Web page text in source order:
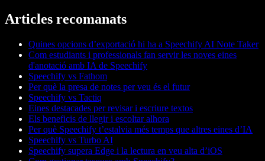
Articles recomanats
Quines opcions d’exportació hi ha a Speechify AI Note Taker
Com estudiants i professionals fan servir les noves eines
d'anotació amb IA de Speechify
Speechify vs Fathom
Per què la presa de notes per veu és el futur
Speechify vs Tactiq
Eines destacades per revisar i escriure textos
Els beneficis de llegir i escoltar alhora
Per què Speechify t’estalvia més temps que altres eines d’IA
Speechify vs Turbo AI
Speechify supera Edge i la lectura en veu alta d’iOS